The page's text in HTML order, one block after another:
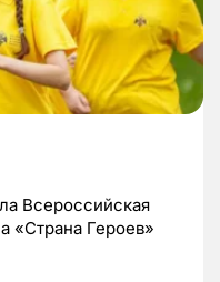
Всероссийская
«Страна Героев»